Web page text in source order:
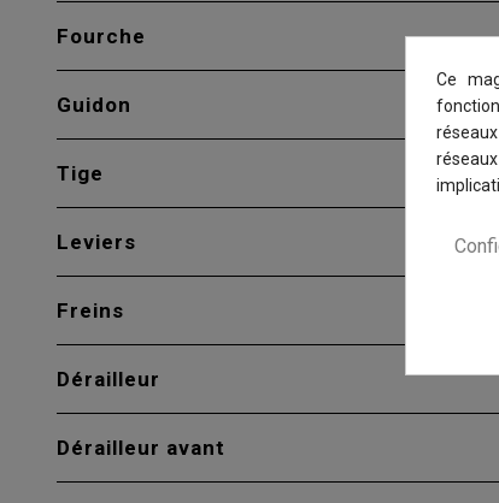
Fourche
Guidon
Tige
Leviers
Freins
Dérailleur
Dérailleur avant
Ce